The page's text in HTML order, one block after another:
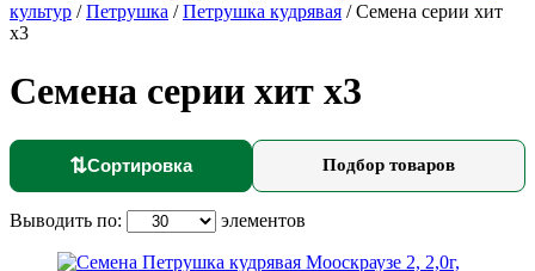
культур /Петрушка /Петрушка кудрявая /Семена серии хит
х3
Семена серии хит х3
⇅Сортировка Подбор товаров
Выводить по: элементов